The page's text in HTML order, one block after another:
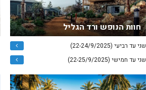
חוות הנופש ורד הגליל
שני עד רביעי (22-24/9/2025)
שני עד חמישי (22-25/9/2025)